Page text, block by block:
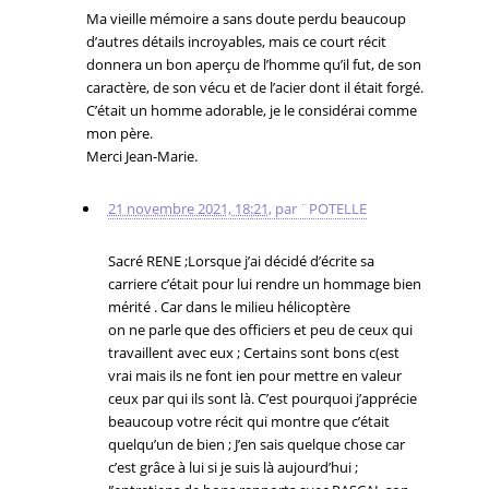
Ma vieille mémoire a sans doute perdu beaucoup
d’autres détails incroyables, mais ce court récit
donnera un bon aperçu de l’homme qu’il fut, de son
caractère, de son vécu et de l’acier dont il était forgé.
C’était un homme adorable, je le considérai comme
mon père.
Merci Jean-Marie.
21 novembre 2021, 18:21, par ¨POTELLE
Sacré RENE ;Lorsque j’ai décidé d’écrite sa
carriere c’était pour lui rendre un hommage bien
mérité . Car dans le milieu hélicoptère
on ne parle que des officiers et peu de ceux qui
travaillent avec eux ; Certains sont bons c(est
vrai mais ils ne font ien pour mettre en valeur
ceux par qui ils sont là. C’est pourquoi j’apprécie
beaucoup votre récit qui montre que c’était
quelqu’un de bien ; J’en sais quelque chose car
c’est grâce à lui si je suis là aujourd’hui ;